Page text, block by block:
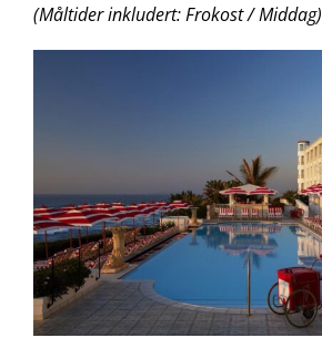
(Måltider inkludert: Frokost / Middag)